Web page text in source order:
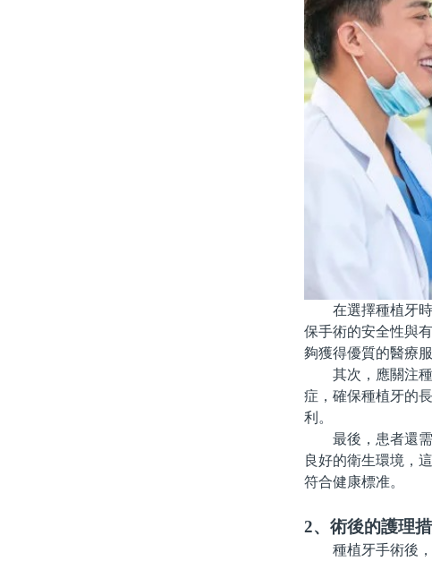
在選擇種植牙時
保手術的安全性與
夠獲得優質的醫療服
其次，應關注種
症，確保種植牙的
利。
最後，患者還需
良好的衛生環境，
符合健康標准。
2、術後的護理
種植牙手術後，